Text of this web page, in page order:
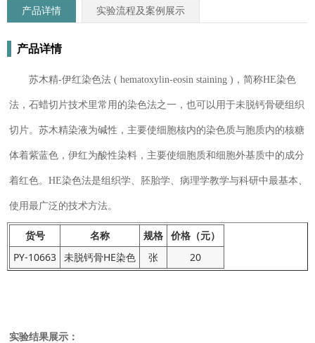
产品详情 实验流程及案例展示
产品详情
苏木精-伊红染色法 ( hematoxylin-eosin staining )，简称HE染色
法，石蜡切片技术里常用的染色法之一，也可以用于未脱钙骨硬组织
切片。苏木精染液为碱性，主要使细胞核内的染色质与胞质内的核糖
体着紫蓝色，伊红为酸性染料，主要使细胞质和细胞外基质中的成分
着红色。HE染色法是组织学、胚胎学、病理学教学与科研中最基本、
使用最广泛的技术方法。
货号 名称 规格 价格（元）
PY-10663 未脱钙骨HE染色 张 20
实验结果展示：